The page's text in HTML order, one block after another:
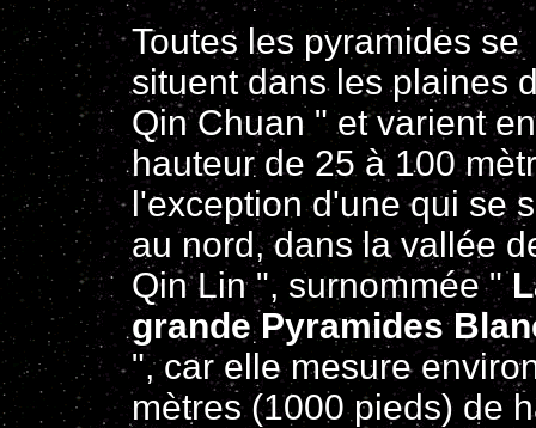
Toutes les pyramides se
situent dans les plaines
Qin Chuan " et varient en
hauteur de 25 à 100
l'exception d'une qui se
au nord, dans la vallée
Qin Lin ", surnommée "
grande Pyramides
", car elle mesure
mètres (1000 pieds) de